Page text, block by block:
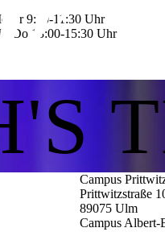
Fr 9:30-11:30 Uhr
Do 13:00-15:30 Uhr
Campus
Prittwitzstraße
89075 Ulm
Campus Albert-